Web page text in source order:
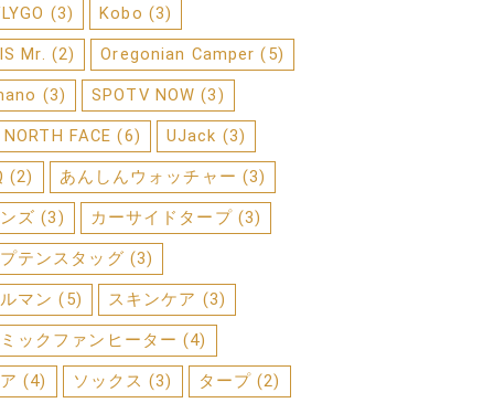
(3) Kobo (3)
Mr. (2) Oregonian Camper (5)
(3) SPOTV NOW (3)
FACE (6) UJack (3)
(2) あんしんウォッチャー (3)
ズ (3) カーサイドタープ(3)
テンスタッグ (3)
マン (5) スキンケア (3)
ックファンヒーター (4)
(4) ソックス (3) タープ (2)